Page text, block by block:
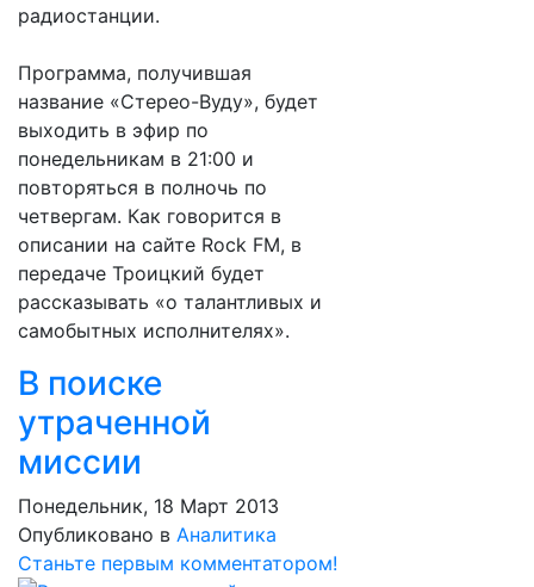
радиостанции.
Программа, получившая
название «Стерео-Вуду», будет
выходить в эфир по
понедельникам в 21:00 и
повторяться в полночь по
четвергам. Как говорится в
описании на сайте Rock FM, в
передаче Троицкий будет
рассказывать «о талантливых и
самобытных исполнителях».
В поиске
утраченной
миссии
Понедельник, 18 Март 2013
Опубликовано в Аналитика
Станьте первым комментатором!